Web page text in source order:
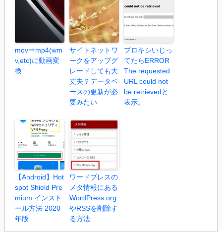
mov⇒mp4(wm
v,etc)に動画変
換
サイトネットワ
ークをアップグ
レードしても大
丈夫？データベ
ースの更新が必
要みたい
プロキシいじっ
てたらERROR
The requested
URL could not
be retrievedと
表示。
【Android】Hot
spot Shield Pre
mium インスト
ール方法 2020
年版
ワードプレスの
メタ情報にある
WordPress.org
やRSSを削除す
る方法